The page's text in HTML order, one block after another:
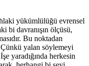
yükümlülüğü evrensel
bi davranışın ölçüsü,
Bu noktadan
yalan söylemeyi
yaradığında herkesin